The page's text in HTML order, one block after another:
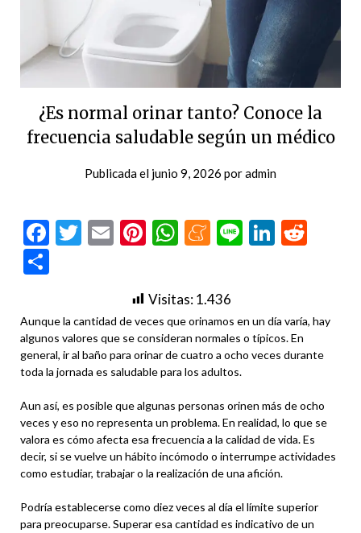
¿Es normal orinar tanto? Conoce la
frecuencia saludable según un médico
Publicada el junio 9, 2026 poradmin
Facebook
Twitter
EmailPinterest
WhatsApp
Meneame
Line
Visitas:1.436
Aunque la cantidad de veces que orinamos en un día varía, hay
algunos valores que se consideran normales o típicos. En
general, ir al baño para orinar de cuatro a ocho veces durante
toda la jornada es saludable para los adultos.
Aun así, es posible que algunas personas orinen más de ocho
veces y eso no representa un problema. En realidad, lo que se
valora es cómo afecta esa frecuencia a la calidad de vida. Es
decir, si se vuelve un hábito incómodo o interrumpe actividades
como estudiar, trabajar o la realización de una afición.
Podría establecerse como diez veces al día el límite superior
para preocuparse. Superar esa cantidad es indicativo de un